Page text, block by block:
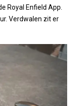
Royal Enfield App.
Verdwalen zit er